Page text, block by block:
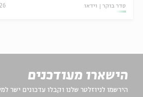
סדר בוקר וידאו
הישארו מעודכנים
הירשמו לניוזלטר שלנו וקבלו עדכונים ישר